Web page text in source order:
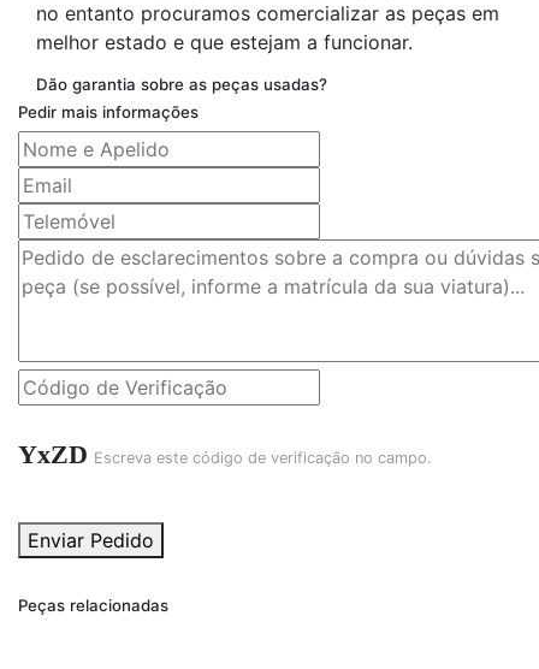
no entanto procuramos comercializar as peças em
melhor estado e que estejam a funcionar.
Dão garantia sobre as peças usadas?
Pedir mais informações
YxZD Escreva este código de verificação no campo.
Enviar Pedido
Peças relacionadas